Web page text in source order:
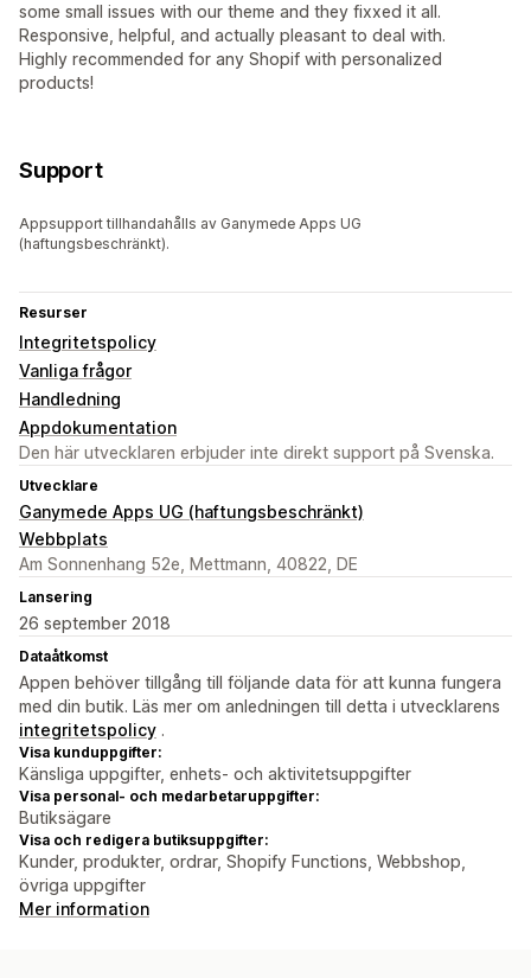
some small issues with our theme and they fixxed it all.
Responsive, helpful, and actually pleasant to deal with.
Highly recommended for any Shopif with personalized
products!
Support
Appsupport tillhandahålls av Ganymede Apps UG
(haftungsbeschränkt).
Resurser
Integritetspolicy
Vanliga frågor
Handledning
Appdokumentation
Den här utvecklaren erbjuder inte direkt support på Svenska.
Utvecklare
Ganymede Apps UG (haftungsbeschränkt)
Webbplats
Am Sonnenhang 52e, Mettmann, 40822, DE
Lansering
26 september 2018
Dataåtkomst
Appen behöver tillgång till följande data för att kunna fungera
med din butik. Läs mer om anledningen till detta i utvecklarens
integritetspolicy .
Visa kunduppgifter:
Känsliga uppgifter, enhets- och aktivitetsuppgifter
Visa personal- och medarbetaruppgifter:
Butiksägare
Visa och redigera butiksuppgifter:
Kunder, produkter, ordrar, Shopify Functions, Webbshop,
övriga uppgifter
Mer information